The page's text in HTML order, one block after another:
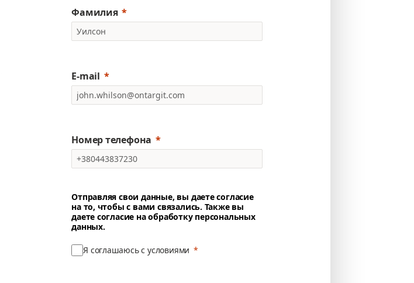
Фамилия
E-mail
Номер телефона
Отправляя свои данные, вы даете согласие
на то, чтобы с вами связались. Также вы
даете согласие на обработку персональных
данных.
Я соглашаюсь с условиями